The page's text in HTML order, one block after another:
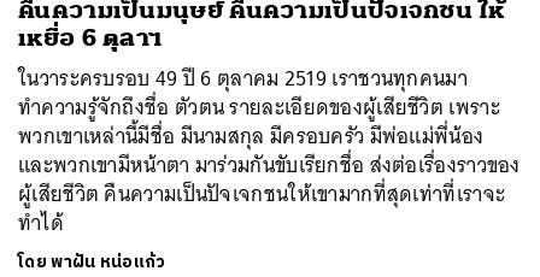
คืนความเป็นมนุษย์ คืนความเป็นปัจเจกชน ให้
เหยื่อ 6 ตุลาฯ
ในวาระครบรอบ 49 ปี 6 ตุลาคม 2519 เราชวนทุกคนมา
ทำความรู้จักถึงชื่อ ตัวตน รายละเอียดของผู้เสียชีวิต เพราะ
พวกเขาเหล่านี้มีชื่อ มีนามสกุล มีครอบครัว มีพ่อแม่พี่น้อง
และพวกเขามีหน้าตา มาร่วมกันขับเรียกชื่อ ส่งต่อเรื่องราวของ
ผู้เสียชีวิต คืนความเป็นปัจเจกชนให้เขามากที่สุดเท่าที่เราจะ
ทำได้
โดยพาฝัน หน่อแก้ว